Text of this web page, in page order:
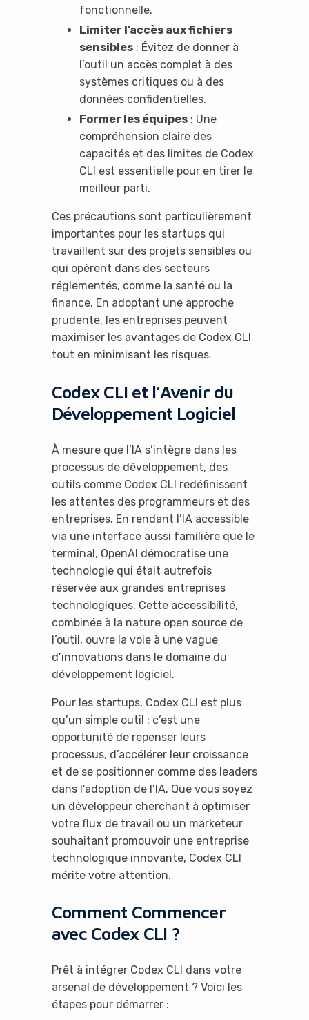
fonctionnelle.
Limiter l’accès aux fichiers
sensibles: Évitez de donner à
l’outil un accès complet à des
systèmes critiques ou à des
données confidentielles.
Former les équipes: Une
compréhension claire des
capacités et des limites de Codex
CLI est essentielle pour en tirer le
meilleur parti.
Ces précautions sont particulièrement
importantes pour les startups qui
travaillent sur des projets sensibles ou
qui opèrent dans des secteurs
réglementés, comme la santé ou la
finance. En adoptant une approche
prudente, les entreprises peuvent
maximiser les avantages de Codex CLI
tout en minimisant les risques.
Codex CLI et l’Avenir du
Développement Logiciel
À mesure que l’IA s’intègre dans les
processus de développement, des
outils comme Codex CLI redéfinissent
les attentes des programmeurs et des
entreprises. En rendant l’IA accessible
via une interface aussi familière que le
terminal, OpenAI démocratise une
technologie qui était autrefois
réservée aux grandes entreprises
technologiques. Cette accessibilité,
combinée à la nature open source de
l’outil, ouvre la voie à une vague
d’innovations dans le domaine du
développement logiciel.
Pour les startups, Codex CLI est plus
qu’un simple outil : c’est une
opportunité de repenser leurs
processus, d’accélérer leur croissance
et de se positionner comme des leaders
dans l’adoption de l’IA. Que vous soyez
un développeur cherchant à optimiser
votre flux de travail ou un marketeur
souhaitant promouvoir une entreprise
technologique innovante, Codex CLI
mérite votre attention.
Comment Commencer
avec Codex CLI ?
Prêt à intégrer Codex CLI dans votre
arsenal de développement ? Voici les
étapes pour démarrer :
No Thanks